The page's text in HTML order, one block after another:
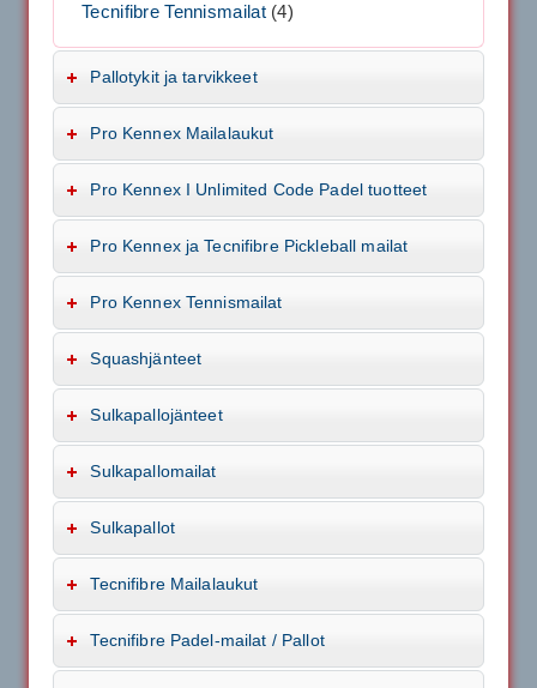
Tecnifibre Tennismailat(4)
Pallotykit ja tarvikkeet
Pro Kennex Mailalaukut
Pro Kennex I Unlimited Code Padel tuotteet
Pro Kennex ja Tecnifibre Pickleball mailat
Pro Kennex Tennismailat
Squashjänteet
Sulkapallojänteet
Sulkapallomailat
Sulkapallot
Tecnifibre Mailalaukut
Tecnifibre Padel-mailat / Pallot